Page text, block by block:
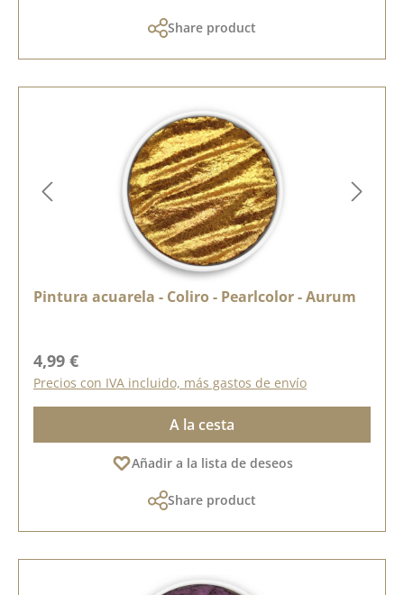
Share product
Pintura acuarela - Coliro - Pearlcolor - Aurum
Precio normal:
4,99 €
Precios con IVA incluido, más gastos de envío
A la cesta
Añadir a la lista de deseos
Share product